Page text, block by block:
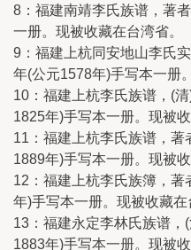
8：福建南靖李氏族谱，著
一册。现被收藏在台湾省。
9：福建上杭同安地山李氏
年(公元1578年)手写本一册
10：福建上杭李氏族谱，(
1825年)手写本一册。现被收
11：福建上杭李氏族谱，著
1889年)手写本一册。现被收
12：福建上杭李氏族簿，
年)手写本一册。现被收藏在
13：福建永定李林氏族谱，
1883年)手写本一册。现被收